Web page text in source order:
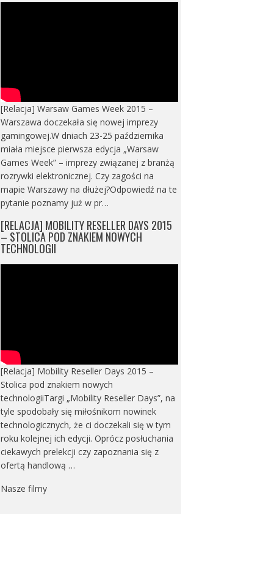
[Relacja] Warsaw Games Week 2015 –
Warszawa doczekała się nowej imprezy
gamingowej.W dniach 23-25 października
miała miejsce pierwsza edycja „Warsaw
Games Week” – imprezy związanej z branżą
rozrywki elektronicznej. Czy zagości na
mapie Warszawy na dłużej?Odpowiedź na te
pytanie poznamy już w pr…
[RELACJA] MOBILITY RESELLER DAYS 2015
– STOLICA POD ZNAKIEM NOWYCH
TECHNOLOGII
[Relacja] Mobility Reseller Days 2015 –
Stolica pod znakiem nowych
technologiiTargi „Mobility Reseller Days”, na
tyle spodobały się miłośnikom nowinek
technologicznych, że ci doczekali się w tym
roku kolejnej ich edycji. Oprócz posłuchania
ciekawych prelekcji czy zapoznania się z
ofertą handlową …
Nasze filmy